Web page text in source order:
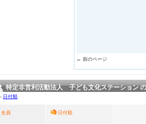
← 前のページ
特定非営利活動法人 子ども文化ステーション
› 日付順
全員 日付順